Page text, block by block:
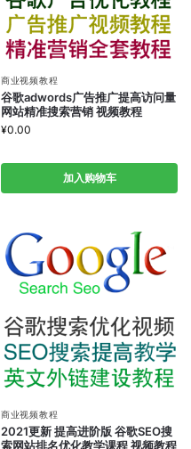
商业视频教程
谷歌adwords广告推广提高访问量
网站精准搜索营销 视频教程
¥0.00
加入购物车
商业视频教程
2021更新 提高进阶版 谷歌SEO搜
索网站排名优化教学课程 视频教程